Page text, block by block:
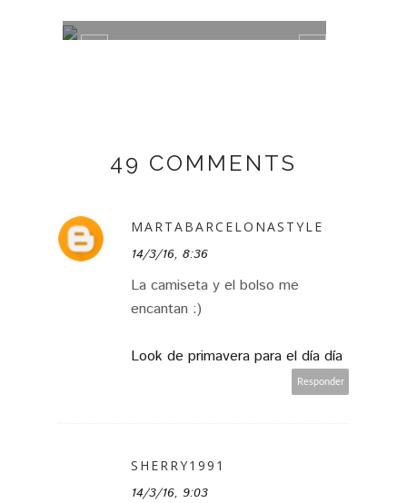
49 COMMENTS
MARTABARCELONASTYLE
14/3/16, 8:36
La camiseta y el bolso me
encantan :)
Look de primavera para el día día
Responder
SHERRY1991
14/3/16, 9:03